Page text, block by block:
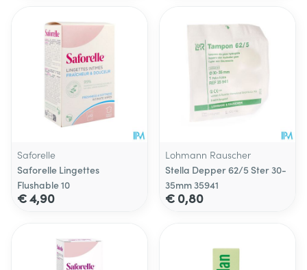
Saforelle
Saforelle Lingettes
Flushable 10
€ 4,90
Lohmann Rauscher
Stella Depper 62/5 Ster 30-
35mm 35941
€ 0,80